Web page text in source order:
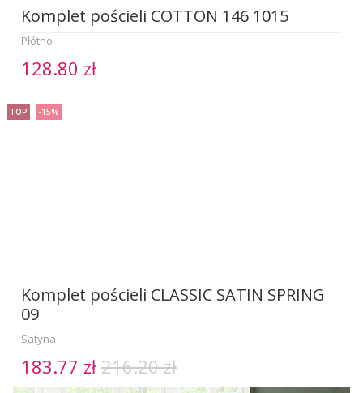
Komplet pościeli COTTON 146 1015
Płótno
128.80 zł
TOP -15%
Komplet pościeli CLASSIC SATIN SPRING
09
Satyna
183.77 zł216.20 zł